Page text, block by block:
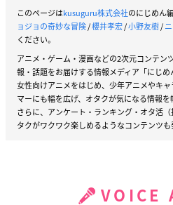
このページはkusuguru株式会社のにじめん
ョジョの奇妙な冒険/櫻井孝宏/小野友樹/
ください。
アニメ・ゲーム・漫画などの2次元コンテン
報・話題をお届けする情報メディア「にじめ
女性向けアニメをはじめ、少年アニメやキ
マーにも幅を広げ、オタクが気になる情報を
さらに、アンケート・ランキング・オタ活
タクがワクワク楽しめるようなコンテンツも
VOICE